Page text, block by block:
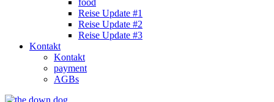
food
Reise Update #1
Reise Update #2
Reise Update #3
Kontakt
Kontakt
payment
AGBs